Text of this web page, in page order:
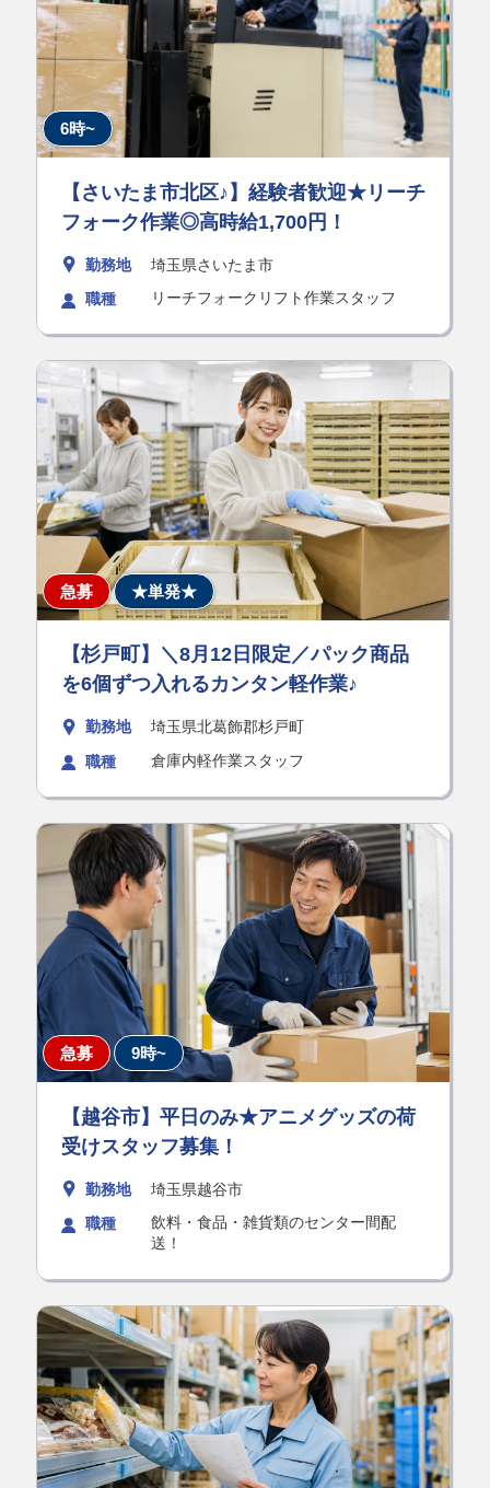
6時~
【さいたま市北区♪】経験者歓迎★リーチ
フォーク作業◎高時給1,700円！
勤務地 埼玉県さいたま市
職種 リーチフォークリフト作業スタッフ
急募 ★単発★
【杉戸町】＼8月12日限定／パック商品
を6個ずつ入れるカンタン軽作業♪
勤務地 埼玉県北葛飾郡杉戸町
職種 倉庫内軽作業スタッフ
急募 9時~
【越谷市】平日のみ★アニメグッズの荷
受けスタッフ募集！
勤務地 埼玉県越谷市
職種
飲料・食品・雑貨類のセンター間配
送！